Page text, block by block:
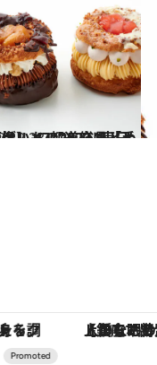
道府県「手土産グルメ」2023 “東日本の旨いもの”を総まとめ
GINZA」クルーズ 【夏限定ディナーコース】旬を